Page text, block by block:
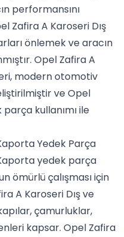
performansını
Zafira A Karoseri Dış
önlemek ve aracın
Opel Zafira A
modern otomotiv
ve Opel
kullanımı ile
Yedek Parça
yedek parça
ömürlü çalışması için
A Karoseri Dış ve
çamurluklar,
kapsar. Opel Zafira